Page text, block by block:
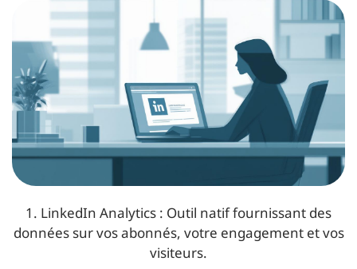
1. LinkedIn Analytics : Outil natif fournissant des
données sur vos abonnés, votre engagement et vos
visiteurs.